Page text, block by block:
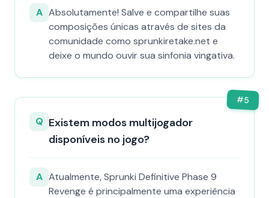
A Absolutamente! Salve e compartilhe suas
composições únicas através de sites da
comunidade como sprunkiretake.net e
deixe o mundo ouvir sua sinfonia vingativa.
#5
Q Existem modos multijogador
disponíveis no jogo?
A Atualmente, Sprunki Definitive Phase 9
Revenge é principalmente uma experiência